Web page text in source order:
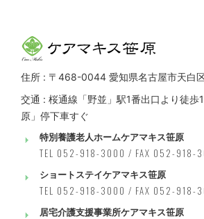
住所 : 〒468-0044 愛知県名古屋市天白
交通 : 桜通線「野並」駅1番出口より徒歩
原」停下車すぐ
特別養護老人ホームケアマキス笹原
TEL 052-918-3000 / FAX 052-918-
ショートステイケアマキス笹原
TEL 052-918-3000 / FAX 052-918-
居宅介護支援事業所ケアマキス笹原